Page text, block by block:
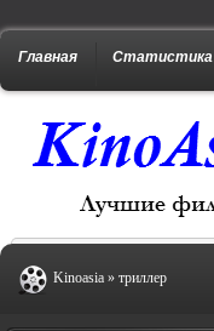
Главная Статистика
Kinoasia » триллер